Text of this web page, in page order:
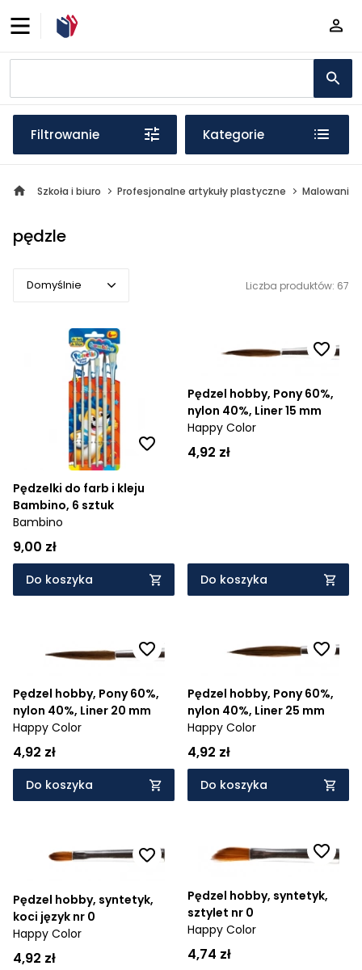
Filtrowanie Kategorie
Szkoła i biuro Profesjonalne artykuły plastyczne Malowanie
pędzle
Domyślnie
Domyślnie
Popularne
Cena rosnąco
Cena malejąco
Od najnowszych
Od najstarszych
Liczba produktów: 67
Pędzelki do farb i kleju
Bambino, 6 sztuk
Bambino
9,00 zł
Do koszyka
Pędzel hobby, Pony 60%,
nylon 40%, Liner 15 mm
Happy Color
4,92 zł
Do koszyka
Pędzel hobby, Pony 60%,
nylon 40%, Liner 20 mm
Happy Color
4,92 zł
Do koszyka
Pędzel hobby, Pony 60%,
nylon 40%, Liner 25 mm
Happy Color
4,92 zł
Do koszyka
Pędzel hobby, syntetyk,
koci język nr 0
Happy Color
4,92 zł
Pędzel hobby, syntetyk,
sztylet nr 0
Happy Color
4,74 zł